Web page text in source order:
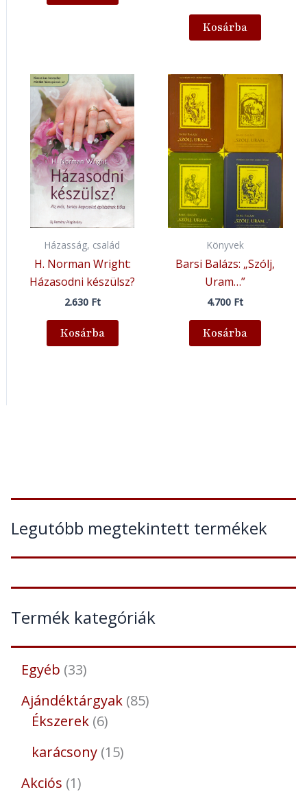
Legutóbb megtekintett termékek
Termék kategóriák
Egyéb 33
Ajándéktárgyak 85
Ékszerek 6
karácsony 15
Akciós 1
Kosárba
Házasság, család
H. Norman Wright:
Házasodni készülsz?
2.630 Ft
Kosárba
Könyvek
Barsi Balázs: „Szólj,
Uram…”
4.700 Ft
Kosárba